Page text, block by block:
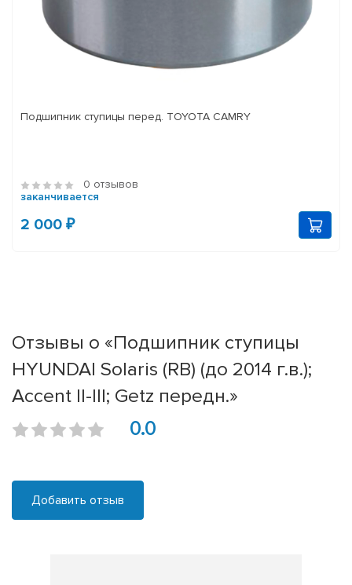
Подшипник ступицы перед. TOYOTA CAMRY
0 отзывов
заканчивается
2 000 ₽
Отзывы о «Подшипник ступицы
HYUNDAI Solaris (RB) (до 2014 г.в.);
Accent II-III; Getz передн.»
0.0
Добавить отзыв